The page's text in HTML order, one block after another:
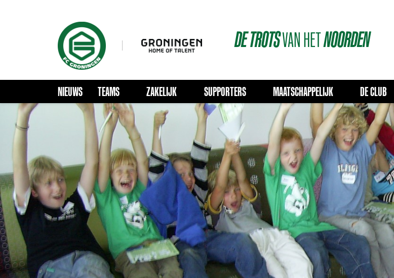
DETROTSVANHETNOORDEN
NIEUWS TEAMS ZAKELIJK SUPPORTERS MAATSCHAPPELIJK DE CLUB